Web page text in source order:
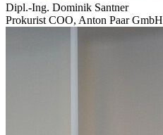
Dipl.-Ing. Dominik Santner
Prokurist COO, Anton Paar GmbH